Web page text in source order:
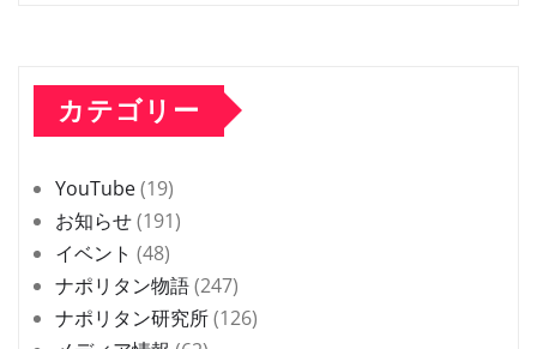
カテゴリー
YouTube(19)
お知らせ(191)
イベント (48)
ナポリタン物語(247)
ナポリタン研究所(126)